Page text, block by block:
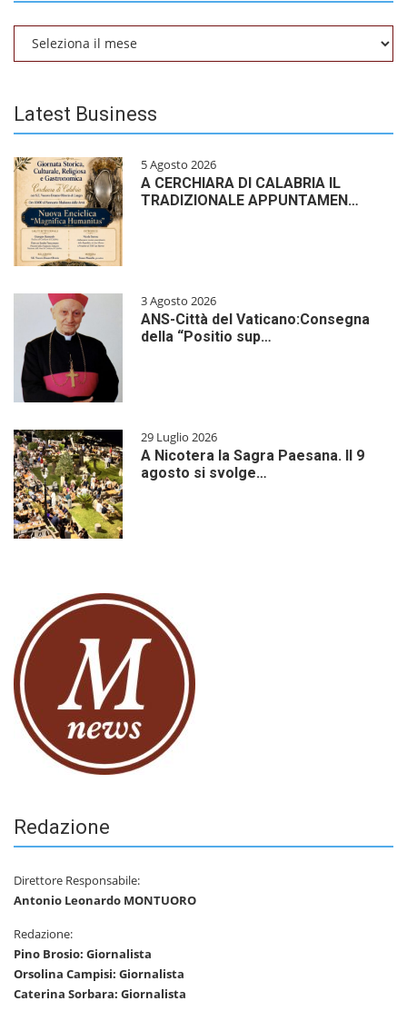
Archivio
Latest Business
5 Agosto 2026
A CERCHIARA DI CALABRIA IL
TRADIZIONALE APPUNTAMEN…
3 Agosto 2026
ANS-Città del Vaticano:Consegna
della “Positio sup…
29 Luglio 2026
A Nicotera la Sagra Paesana. Il 9
agosto si svolge…
Redazione
Direttore Responsabile:
Antonio Leonardo MONTUORO
Redazione:
Pino Brosio: Giornalista
Orsolina Campisi: Giornalista
Caterina Sorbara: Giornalista